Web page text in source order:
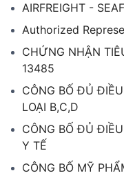
AIRFREIGHT -
Authorized
CHỨNG NHẬN
13485
CÔNG BỐ ĐỦ
LOẠI B,C,D
CÔNG BỐ ĐỦ
Y TẾ
CÔNG BỐ MỸ